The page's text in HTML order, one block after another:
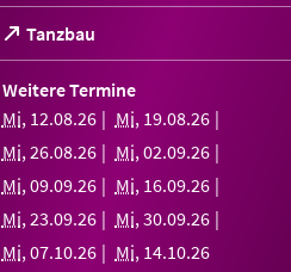
Tanzbau
(Öffnet
in
einem
neuen
Tab)
Weitere Termine
Mi, 12.08.26 Mi, 19.08.26
Mi,26.08.26 Mi,02.09.26
Mi,09.09.26 Mi, 16.09.26
Mi,23.09.26 Mi,30.09.26
Mi,07.10.26 Mi, 14.10.26